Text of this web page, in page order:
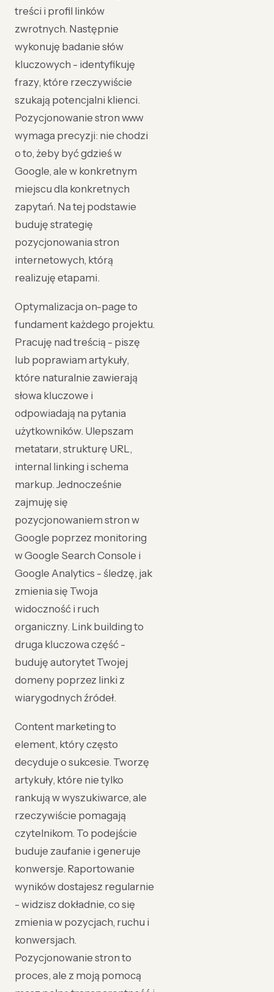
treści i profil linków
zwrotnych. Następnie
wykonuję badanie słów
kluczowych - identyfikuję
frazy, które rzeczywiście
szukają potencjalni klienci.
Pozycjonowanie stron www
wymaga precyzji: nie chodzi
o to, żeby być gdzieś w
Google, ale w konkretnym
miejscu dla konkretnych
zapytań. Na tej podstawie
buduję strategię
pozycjonowania stron
internetowych, którą
realizuję etapami.
Optymalizacja on-page to
fundament każdego projektu.
Pracuję nad treścią - piszę
lub poprawiam artykuły,
które naturalnie zawierają
słowa kluczowe i
odpowiadają na pytania
użytkowników. Ulepszam
metataги, strukturę URL,
internal linking i schema
markup. Jednocześnie
zajmuję się
pozycjonowaniem stron w
Google poprzez monitoring
w Google Search Console i
Google Analytics - śledzę, jak
zmienia się Twoja
widoczność i ruch
organiczny. Link building to
druga kluczowa część -
buduję autorytet Twojej
domeny poprzez linki z
wiarygodnych źródeł.
Content marketing to
element, który często
decyduje o sukcesie. Tworzę
artykuły, które nie tylko
rankują w wyszukiwarce, ale
rzeczywiście pomagają
czytelnikom. To podejście
buduje zaufanie i generuje
konwersje. Raportowanie
wyników dostajesz regularnie
- widzisz dokładnie, co się
zmienia w pozycjach, ruchu i
konwersjach.
Pozycjonowanie stron to
proces, ale z moją pomocą